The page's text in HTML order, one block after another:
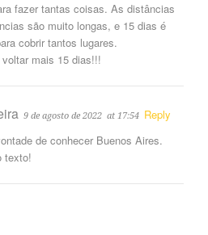
fazer tantas coisas. As distâncias
são muito longas, e 15 dias é
cobrir tantos lugares.
mais 15 dias!!!
9 de agosto de 2022 at 17:54 Reply
de conhecer Buenos Aires.
texto!